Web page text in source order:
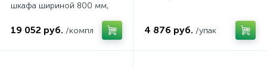
шкафа шириной 800 мм,
19 052 руб. /компл 4 876 руб. /упак